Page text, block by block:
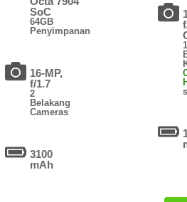
SoC
64GB
Penyimpanan
16-MP,
f/1.7
2
Belakang
Cameras
3100
mAh
1